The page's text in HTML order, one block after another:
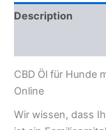
Description
CBD Öl für Hunde
Online
Wir wissen, dass